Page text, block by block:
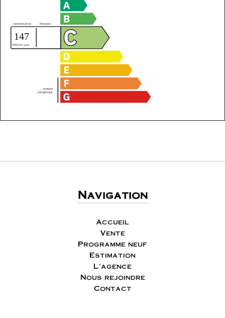
Navigation
Accueil
Vente
Programme neuf
Estimation
L'agence
Nous rejoindre
Contact